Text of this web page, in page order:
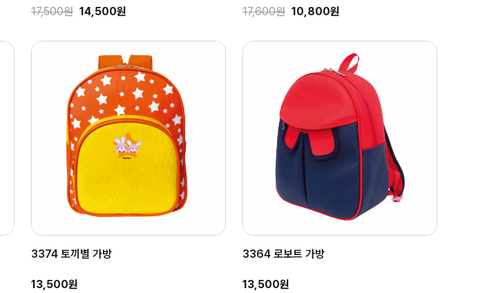
17,500원 14,500원 17,600원 10,800원
3374 토끼별 가방
13,500원
3364 로보트 가방
13,500원